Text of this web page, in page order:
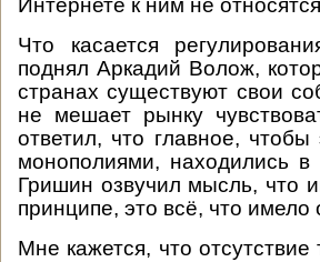
Интернете к ним не
Что касается
поднял Аркадий Волож,
странах существуют свои
не мешает рынку
ответил, что главное,
монополиями, находились
Гришин озвучил мысль, что
принципе, это всё, что
Мне кажется, что